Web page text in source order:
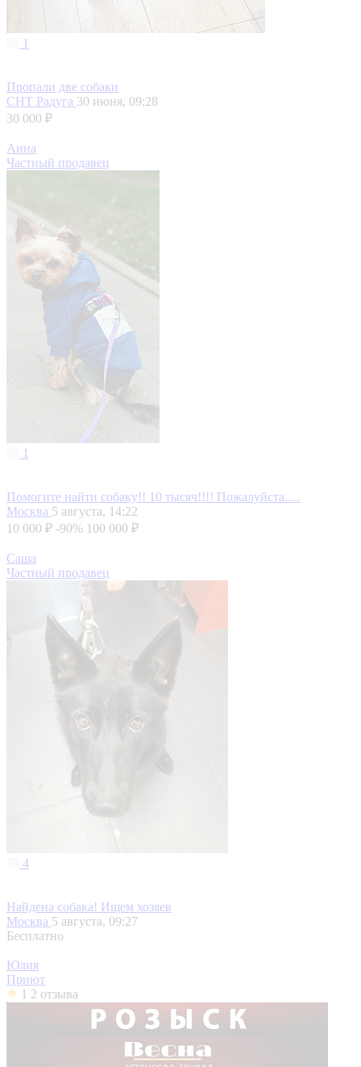
1
Пропали две собаки
СНТ Радуга 30 июня, 09:28
30 000 ₽
Анна
Частный продавец
1
Помогите найти собаку!! 10 тысяч!!!! Пожалуйста.....
Москва 5 августа, 14:22
10 000 ₽ -90% 100 000 ₽
Саша
Частный продавец
4
Найдена собака! Ищем хозяев
Москва 5 августа, 09:27
Бесплатно
Юлия
Приют
1 2 отзыва